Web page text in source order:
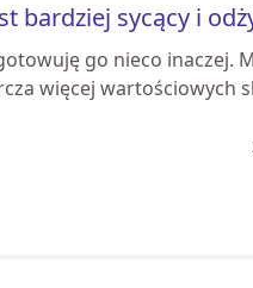
bardziej sycący i
go nieco inaczej.
więcej wartościowych